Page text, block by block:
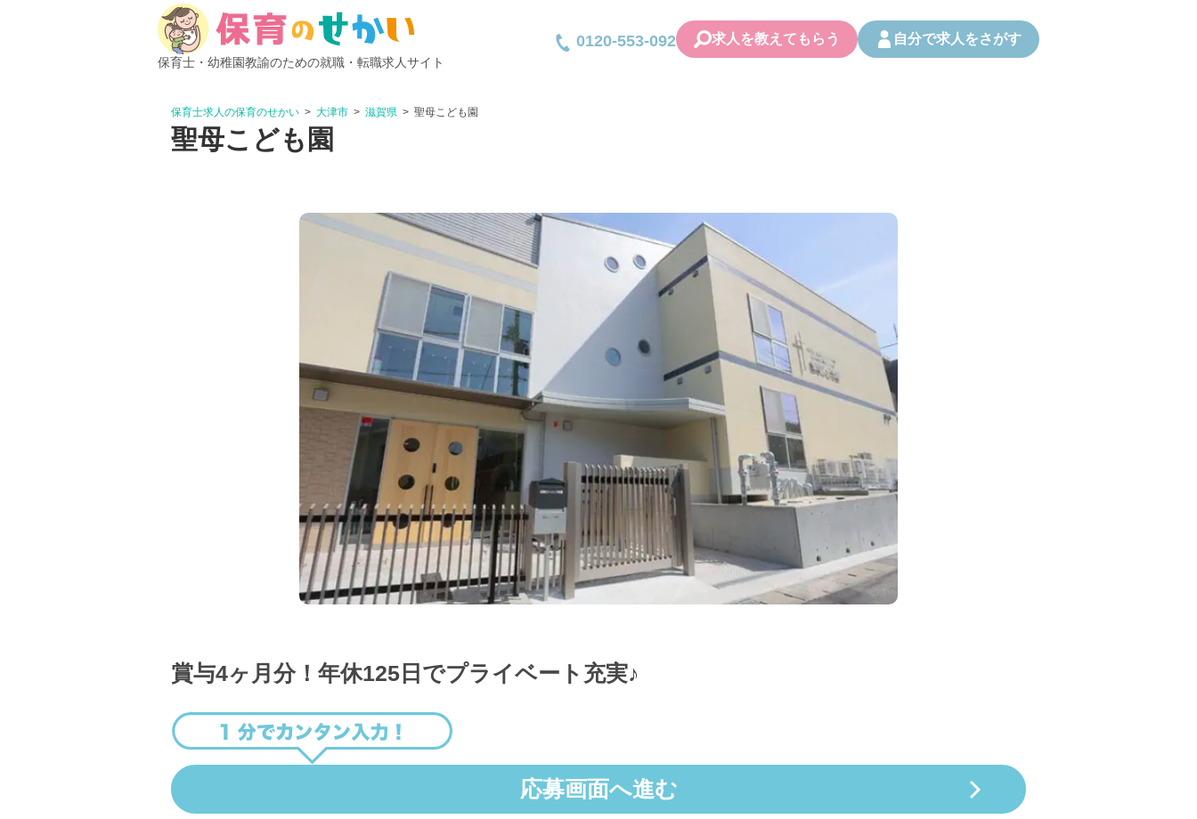
保育士・幼稚園教諭のための就職・転職求人サイト
0120-553-092 求人を教えてもらう 自分で求人をさがす
保育士求人の保育のせかい 大津市 滋賀県 聖母こども園
聖母こども園
賞与4ヶ月分！年休125日でプライベート充実♪
応募画面へ進む